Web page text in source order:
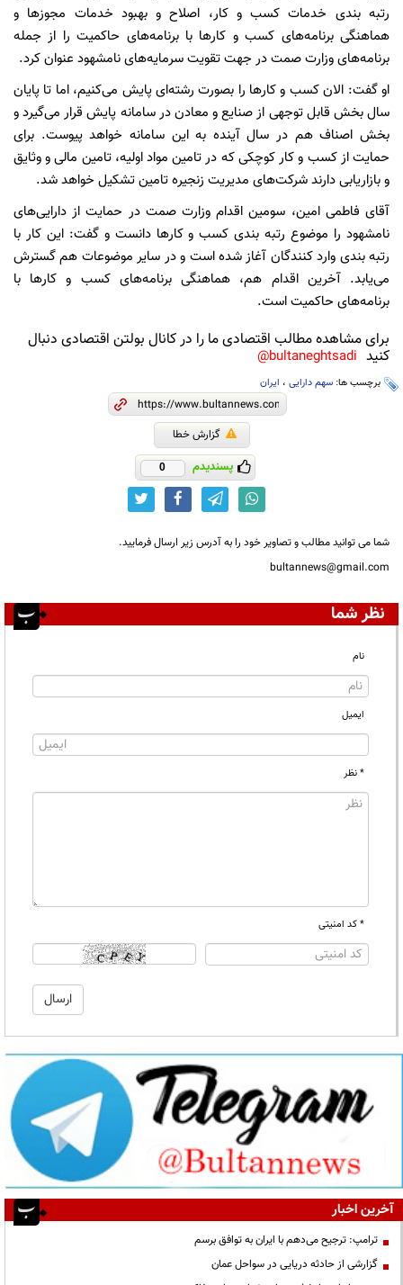
رتبه بندی خدمات کسب و کار، اصلاح و بهبود خدمات مجوز‌ها و
هماهنگی برنامه‌های کسب و کار‌ها با برنامه‌های حاکمیت را از جمله
برنامه‌های وزارت صمت در جهت تقویت سرمایه‌های نامشهود عنوان کرد.
او گفت: الان کسب و کار‌ها را بصورت رشته‌ای پایش می‌کنیم، اما تا پایان
سال بخش قابل توجهی از صنایع و معادن در سامانه پایش قرار می‌گیرد و
بخش اصناف هم در سال آینده به این سامانه خواهد پیوست. برای
حمایت از کسب و کار کوچکی که در تامین مواد اولیه، تامین مالی و وثایق
و بازاریابی دارند شرکت‌های مدیریت زنجیره تامین تشکیل خواهد شد.
آقای فاطمی امین، سومین اقدام وزارت صمت در حمایت از دارایی‌های
نامشهود را موضوع رتبه بندی کسب و کار‌ها دانست و گفت: این کار با
رتبه بندی وارد کنندگان آغاز شده است و در سایر موضوعات هم گسترش
می‌یابد. آخرین اقدام هم، هماهنگی برنامه‌های کسب و کار‌ها با
برنامه‌های حاکمیت است.
برای مشاهده مطالب اقتصادی ما را در کانال بولتن اقتصادی دنبال
کنید bultaneghtsadi@
برچسب ها: سهم دارایی ، ایران
گزارش خطا
پسندیدم 0
شما می توانید مطالب و تصاویر خود را به آدرس زیر ارسال فرمایید.
bultannews@gmail.com
نظر شما
نام
ایمیل
* نظر
* کد امنیتی
آخرین اخبار
ترامپ: ترجیح می‌دهم با ایران به توافق برسم
گزارشی از حادثه دریایی در سواحل عمان